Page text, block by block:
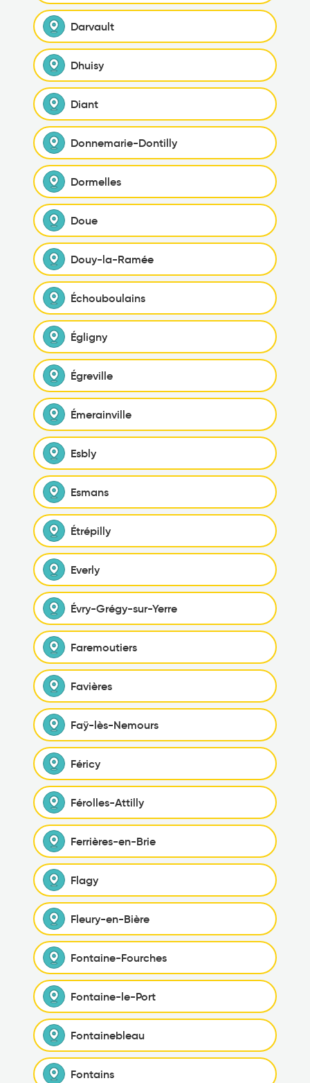
Darvault
Dhuisy
Diant
Donnemarie-Dontilly
Dormelles
Doue
Douy-la-Ramée
Échouboulains
Égligny
Égreville
Émerainville
Esbly
Esmans
Étrépilly
Everly
Évry-Grégy-sur-Yerre
Faremoutiers
Favières
Faÿ-lès-Nemours
Féricy
Férolles-Attilly
Ferrières-en-Brie
Flagy
Fleury-en-Bière
Fontaine-Fourches
Fontaine-le-Port
Fontainebleau
Fontains